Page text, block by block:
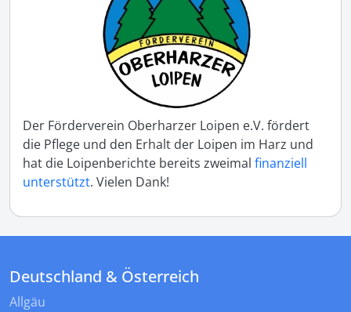
Der Förderverein Oberharzer Loipen e.V. fördert
die Pflege und den Erhalt der Loipen im Harz und
hat die Loipenberichte bereits zweimal finanziell
unterstützt. Vielen Dank!
Deutschland & Österreich
Allgäu